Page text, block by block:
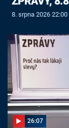
8. srpna 2026 22:00
26:07